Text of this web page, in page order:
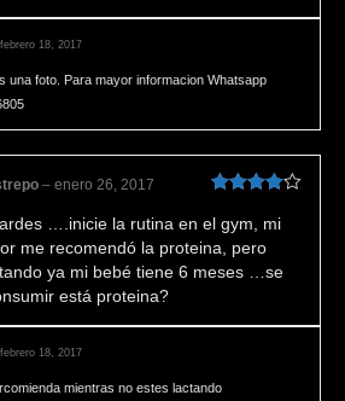
febrero 18, 2017
una foto. Para mayor informacion Whatsapp
en4de 5
– enero 26, 2017
….inicie la rutina en el gym, mi
me recomendó la proteina, pero
ya mi bebé tiene 6 meses …se
está proteina?
febrero 18, 2017
mientras no estes lactando